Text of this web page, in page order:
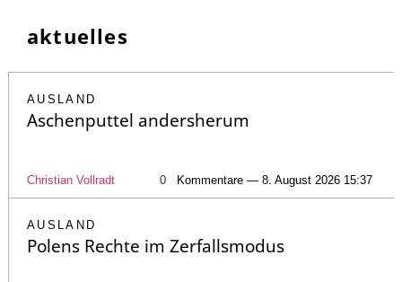
aktuelles
AUSLAND
Aschenputtel andersherum
Christian Vollradt 0 Kommentare — 8. August 2026 15:37
AUSLAND
Polens Rechte im Zerfallsmodus